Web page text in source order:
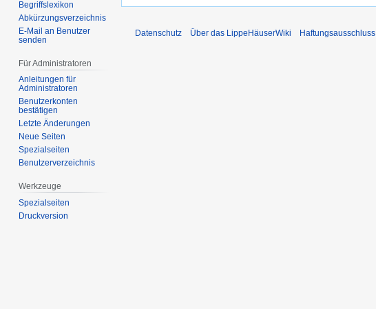
Begriffslexikon
Abkürzungsverzeichnis
E-Mail an Benutzer
senden
Für Administratoren
Anleitungen für
Administratoren
Benutzerkonten
bestätigen
Letzte Änderungen
Neue Seiten
Spezialseiten
Benutzerverzeichnis
Werkzeuge
Spezialseiten
Druckversion
Datenschutz Über das LippeHäuserWiki Haftungsausschluss